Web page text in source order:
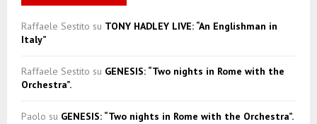
Raffaele Sestito su TONY HADLEY LIVE: “An Englishman in
Italy”
Raffaele Sestito su GENESIS: “Two nights in Rome with the
Orchestra”.
Paolo su GENESIS: “Two nights in Rome with the Orchestra”.